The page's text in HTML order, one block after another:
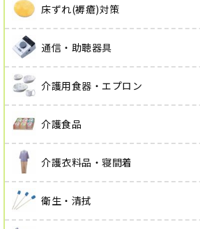
床ずれ(褥瘡)対策
通信・助聴器具
介護用食器・エプロン
介護食品
介護衣料品・寝間着
衛生・清拭